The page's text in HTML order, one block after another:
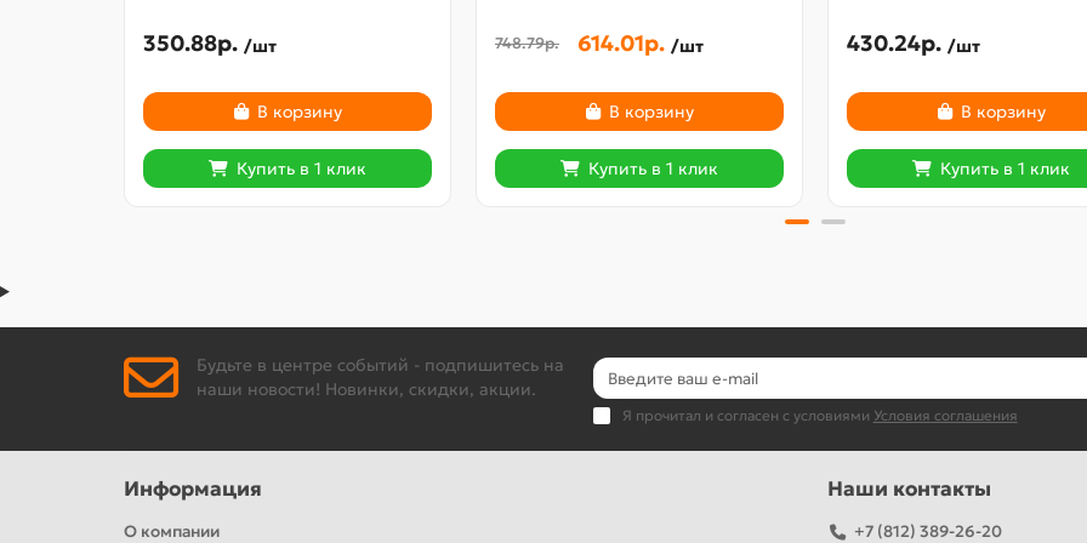
350.88р. /шт
В корзину
Купить в 1 клик
748.79р. 614.01р. /шт
В корзину
Купить в 1 клик
430.24р. /шт
В корзину
Купить в 1 клик
Будьте в центре событий - подпишитесь на
наши новости! Новинки, скидки, акции.
Я прочитал и согласен с условиями Условия соглашения
Информация
О компании
Наши контакты
+7 (812) 389-26-20